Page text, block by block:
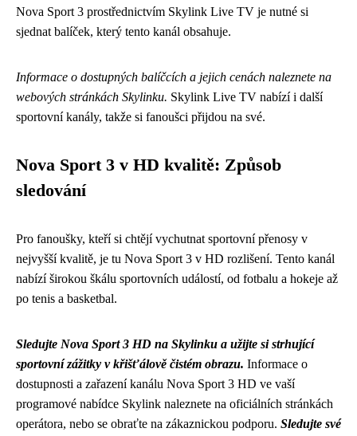
Nova Sport 3 prostřednictvím Skylink Live TV je nutné si
sjednat balíček, který tento kanál obsahuje.
Informace o dostupných balíčcích a jejich cenách naleznete na
webových stránkách Skylinku. Skylink Live TV nabízí i další
sportovní kanály, takže si fanoušci přijdou na své.
Nova Sport 3 v HD kvalitě: Způsob
sledování
Pro fanoušky, kteří si chtějí vychutnat sportovní přenosy v
nejvyšší kvalitě, je tu Nova Sport 3 v HD rozlišení. Tento kanál
nabízí širokou škálu sportovních událostí, od fotbalu a hokeje až
po tenis a basketbal.
Sledujte Nova Sport 3 HD na Skylinku a užijte si strhující
sportovní zážitky v křišťálově čistém obrazu. Informace o
dostupnosti a zařazení kanálu Nova Sport 3 HD ve vaší
programové nabídce Skylink naleznete na oficiálních stránkách
operátora, nebo se obraťte na zákaznickou podporu. Sledujte své